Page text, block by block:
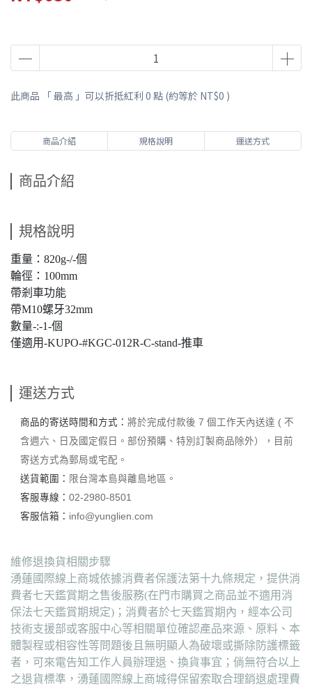
此商品 「 最高 」可以折抵紅利 0 點 (約等於 NT$0 )
商品介紹 規格說明 運送方式
商品介紹
規格說明
重量：820g-/-個
輪徑：100mm
帶剎車功能
帶M10螺牙32mm
數量-:-1-個
僅適用-KUPO-#KGC-012R-C-stand-推車
運送方式
商品的寄送時間和方式： 將於完成付款後 7 個工作天內送達 ( 不
含週六、日及國定假日。部份預購、特別訂製商品除外），目前
寄送方式為郵局或宅配。
送貨範圍： 限台灣本島與離島地區。
客服專線： 02-2980-8501
客服信箱： info@yunglien.com
維修退換貨相關步驟
湧蓮國際線上商城依據消費者保護法第十九條規定，提供消
費者七天鑑賞期之售後服務(在門市購買之商品並不適用消
保法七天鑑賞期規定)；消費者於七天鑑賞期內，經本公司
技術支援部或客服中心等相關單位確認產品來源、原料、本
體製程或相容性等問題後且無明顯人為破壞或撕除防護標籤
者，可來電告知工作人員辦理退、換貨事宜；倘無符合以上
之退貨標準，湧蓮國際線上商城得保留索取合理銷退處理費